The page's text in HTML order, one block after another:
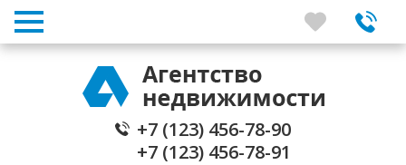
+7 (123) 456-78-90
+7 (123) 456-78-91